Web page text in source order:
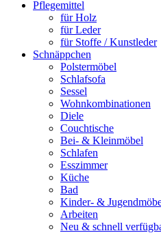
Pflegemittel
für Holz
für Leder
für Stoffe / Kunstleder
Schnäppchen
Polstermöbel
Schlafsofa
Sessel
Wohnkombinationen
Diele
Couchtische
Bei- & Kleinmöbel
Schlafen
Esszimmer
Küche
Bad
Kinder- &
Arbeiten
Neu & schnell